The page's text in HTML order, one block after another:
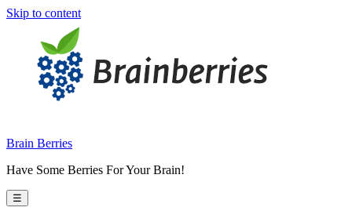
Skip to content
Brain Berries
Have Some Berries For Your Brain!
☰